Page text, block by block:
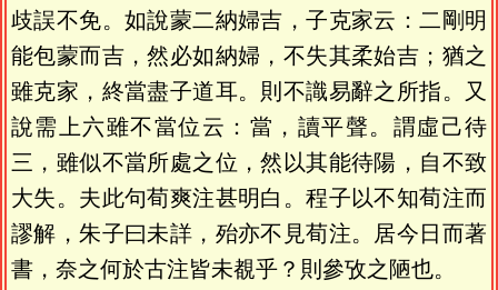
歧誤不免。如說蒙二納婦吉，子克家云：二剛明
能包蒙而吉，然必如納婦，不失其柔始吉；猶之
雖克家，終當盡子道耳。則不識易辭之所指。又
說需上六雖不當位云：當，讀平聲。謂虛己待
三，雖似不當所處之位，然以其能待陽，自不致
大失。夫此句荀爽注甚明白。程子以不知荀注而
謬解，朱子曰未詳，殆亦不見荀注。居今日而著
書，奈之何於古注皆未覩乎？則參攷之陋也。